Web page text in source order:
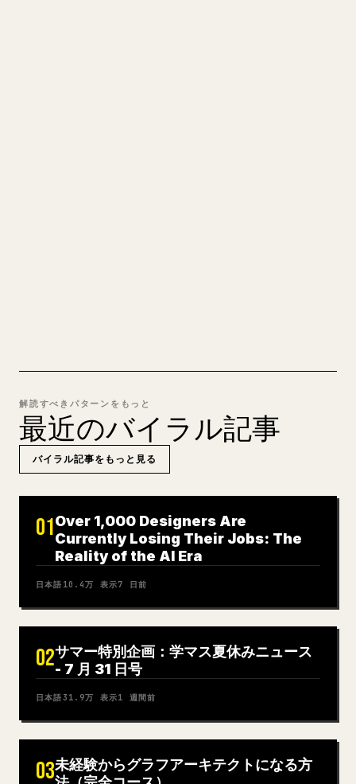
解読すべきパターンをもっと
最近のバイラル記事
バイラル記事をもっと見る
01Over 1,000 Designers Are
Currently Losing Their Jobs: The
Reality of the AI Era
日本語 10.4万 表示7 日前
02サマー特別企画：学マス夏休みニュース
- 7 月 31 日号
日本語31.9万 表示1 週間前
03未経験からグラフアーキテクトになる方